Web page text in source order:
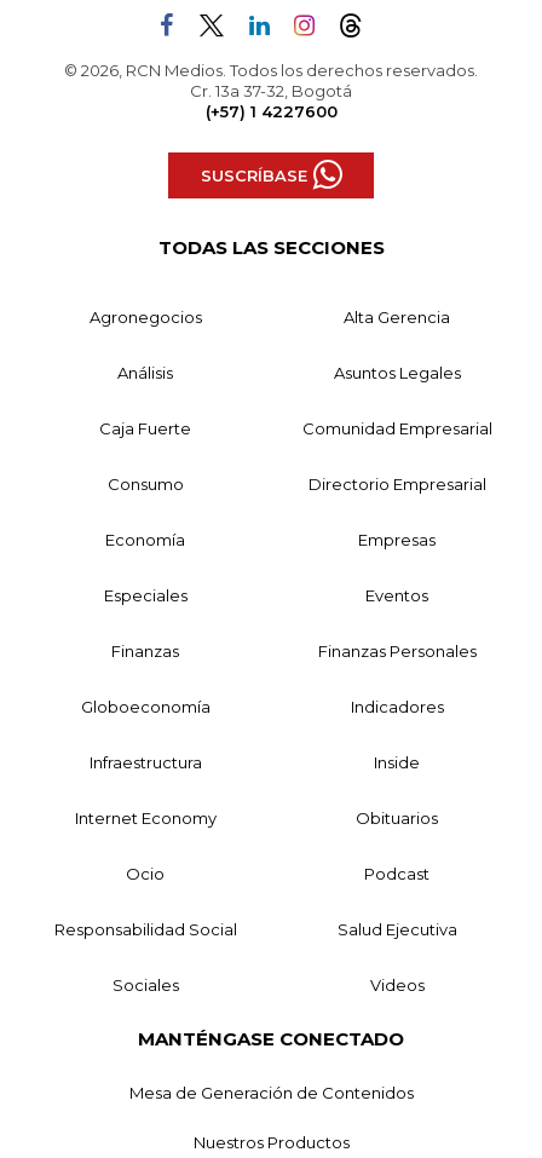
© 2026, RCN Medios. Todos los derechos reservados.
Cr. 13a 37-32, Bogotá
(+57) 1 4227600
SUSCRÍBASE
TODAS LAS SECCIONES
Agronegocios Alta Gerencia
Análisis Asuntos Legales
Caja Fuerte Comunidad Empresarial
Consumo Directorio Empresarial
Economía Empresas
Especiales Eventos
Finanzas Finanzas Personales
Globoeconomía Indicadores
Infraestructura Inside
Internet Economy Obituarios
Ocio Podcast
Responsabilidad Social Salud Ejecutiva
Sociales Videos
MANTÉNGASE CONECTADO
Mesa de Generación de Contenidos
Nuestros Productos